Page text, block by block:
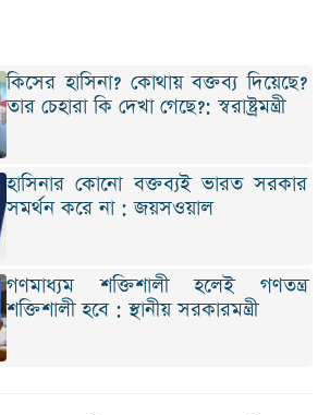
কিসের হাসিনা? কোথায় বক্তব্য দিয়েছে?
তার চেহারা কি দেখা গেছে?: স্বরাষ্ট্রমন্ত্রী
হাসিনার কোনো বক্তব্যই ভারত সরকার
সমর্থন করে না : জয়সওয়াল
গণমাধ্যম শক্তিশালী হলেই গণতন্ত্র
শক্তিশালী হবে : স্থানীয় সরকারমন্ত্রী